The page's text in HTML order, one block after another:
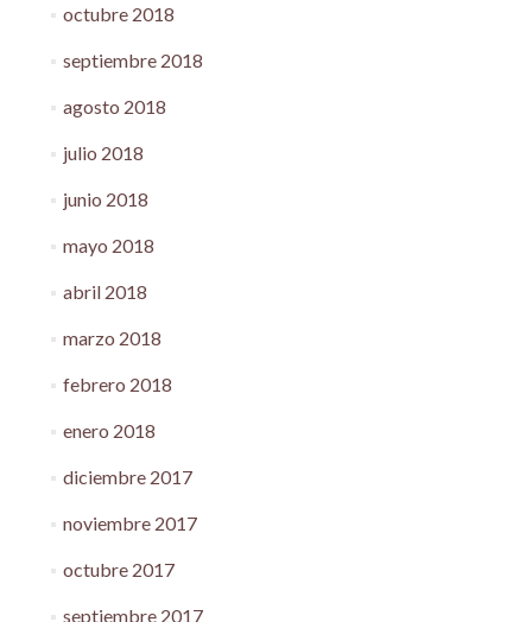
octubre 2018
septiembre 2018
agosto 2018
julio 2018
junio 2018
mayo 2018
abril 2018
marzo 2018
febrero 2018
enero 2018
diciembre 2017
noviembre 2017
octubre 2017
septiembre 2017